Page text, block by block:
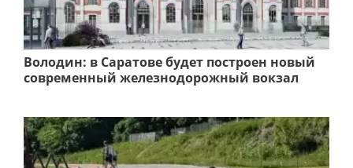
Володин: в Саратове будет построен новый
современный железнодорожный вокзал